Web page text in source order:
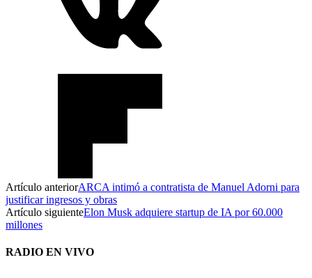
Artículo anteriorARCA intimó a contratista de Manuel Adorni para
justificar ingresos y obras
Artículo siguienteElon Musk adquiere startup de IA por 60.000
millones
RADIO EN VIVO